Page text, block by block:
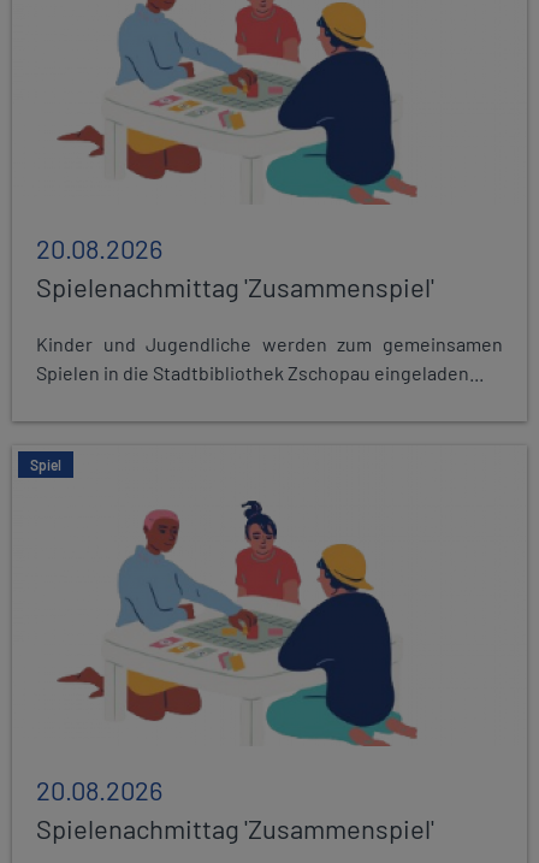
20.08.2026
Spielenachmittag 'Zusammenspiel'
Kinder und Jugendliche werden zum gemeinsamen
Spielen in die Stadtbibliothek Zschopau eingeladen...
Spiel
20.08.2026
Spielenachmittag 'Zusammenspiel'